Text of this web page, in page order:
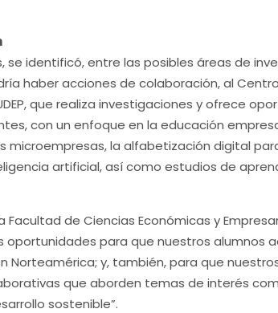
se identificó, entre las posibles áreas de
haber acciones de colaboración, al
que realiza investigaciones y ofrece
con un enfoque en la educación
microempresas, la alfabetización digital
artificial, así como estudios de
de Ciencias Económicas y
para que nuestros alumnos
Norteamérica; y, también, para que
que aborden temas de interés
sostenible”.